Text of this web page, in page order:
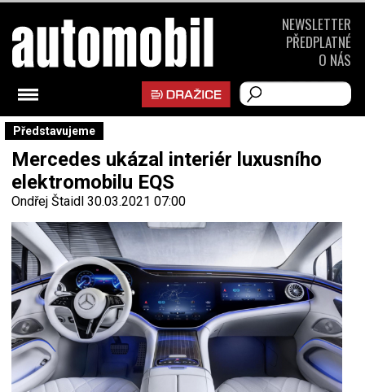
Představujeme
Mercedes ukázal interiér luxusního
elektromobilu EQS
Ondřej Štaidl 30.03.2021 07:00
NEWSLETTER
PŘEDPLATNÉ
O NÁS